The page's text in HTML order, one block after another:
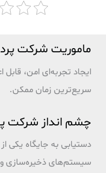
ماموریت شرکت
ایجاد تجربه‌ای امن، قابل
سریع‌ترین زمان ممکن.
چشم انداز شرکت
دستیابی به جایگاه یکی
سیستم‌های ذخیره‌سازی و